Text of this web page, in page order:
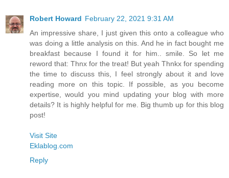
Robert Howard February 22, 2021 9:31 AM
An impressive share, I just given this onto a colleague who
was doing a little analysis on this. And he in fact bought me
breakfast because I found it for him.. smile. So let me
reword that: Thnx for the treat! But yeah Thnkx for spending
the time to discuss this, I feel strongly about it and love
reading more on this topic. If possible, as you become
expertise, would you mind updating your blog with more
details? It is highly helpful for me. Big thumb up for this blog
post!
Visit Site
Eklablog.com
Reply